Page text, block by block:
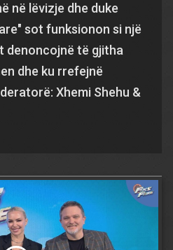
në lëvizje dhe duke
sot funksionon si një
denoncojnë të gjitha
dhe ku rrefejnë
Xhemi Shehu &